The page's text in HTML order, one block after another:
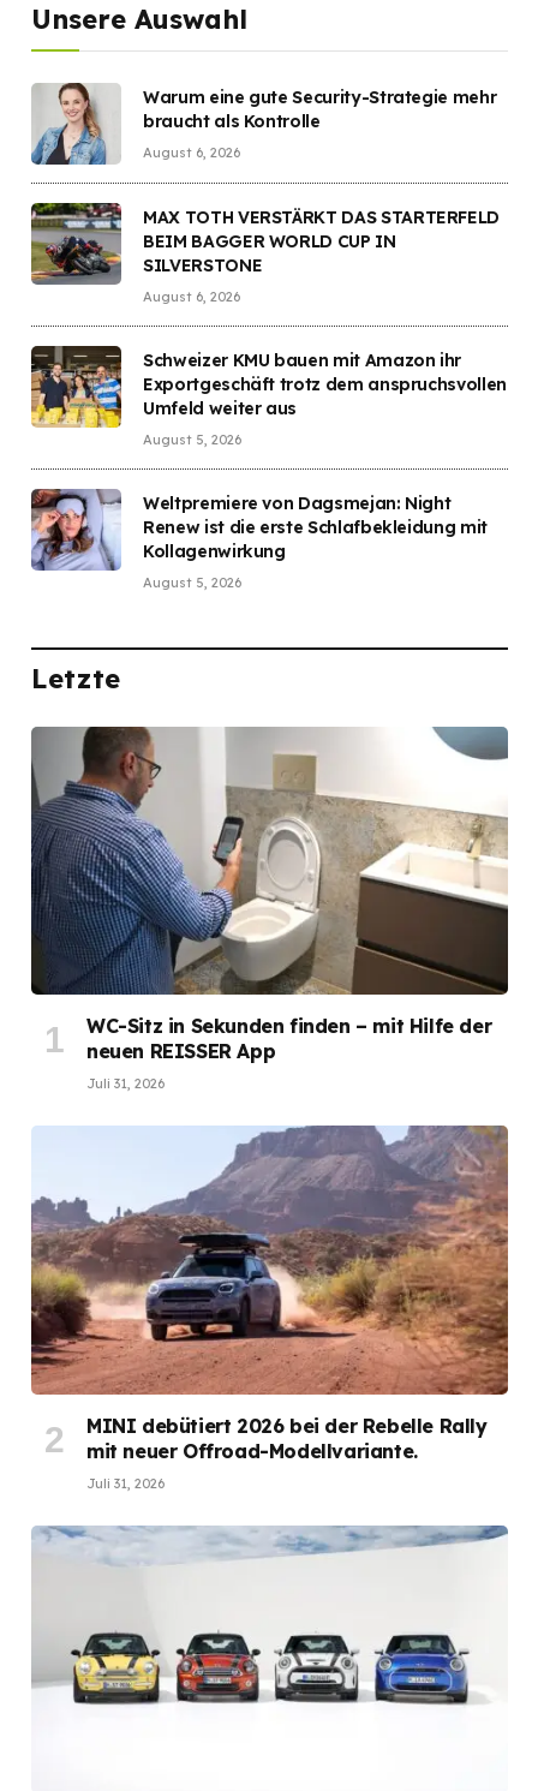
Unsere Auswahl
Warum eine gute Security-Strategie mehr
braucht als Kontrolle
August 6, 2026
MAX TOTH VERSTÄRKT DAS STARTERFELD
BEIM BAGGER WORLD CUP IN
SILVERSTONE
August 6, 2026
Schweizer KMU bauen mit Amazon ihr
Exportgeschäft trotz dem anspruchsvollen
Umfeld weiter aus
August 5, 2026
Weltpremiere von Dagsmejan: Night
Renew ist die erste Schlafbekleidung mit
Kollagenwirkung
August 5, 2026
Letzte
WC-Sitz in Sekunden finden – mit Hilfe der
neuen REISSER App
Juli 31, 2026
MINI debütiert 2026 bei der Rebelle Rally
mit neuer Offroad-Modellvariante.
Juli 31, 2026